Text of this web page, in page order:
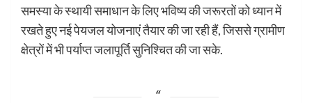
समस्या के स्थायी समाधान के लिए भविष्य की जरूरतों को ध्यान में
रखते हुए नई पेयजल योजनाएं तैयार की जा रही हैं, जिससे ग्रामीण
क्षेत्रों में भी पर्याप्त जलापूर्ति सुनिश्चित की जा सके.